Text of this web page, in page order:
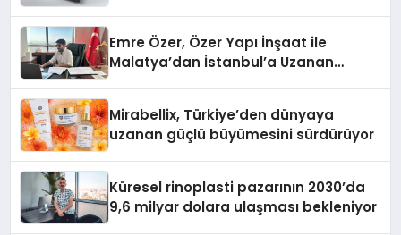
Emre Özer, Özer Yapı İnşaat ile
Malatya’dan İstanbul’a Uzanan
Mirabellix, Türkiye’den dünyaya
uzanan güçlü büyümesini sürdürüyor
Küresel rinoplasti pazarının 2030’da
9,6 milyar dolara ulaşması bekleniyor